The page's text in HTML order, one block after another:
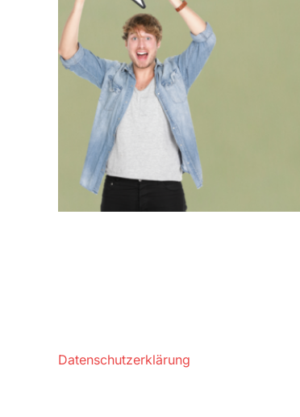
Datenschutzerklärung